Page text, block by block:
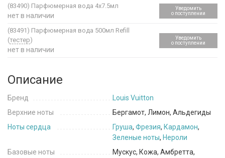
(83490) Парфюмерная вода 4х7.5мл
нет в наличии
Уведомить
о поступлении
(83491) Парфюмерная вода 500мл Refill
(тестер)
нет в наличии
Уведомить
о поступлении
Описание
Бренд
Louis Vuitton
Верхние ноты
Бергамот, Лимон, Альдегиды
Ноты сердца
Груша, Фрезия, Кардамон,
Зеленые ноты, Нероли
Базовые ноты
Мускус, Кожа, Амбретта,